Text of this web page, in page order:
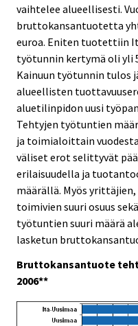
vaihtelee alueellisesti.
bruttokansantuotetta
euroa. Eniten tuotettiin
työtunnin kertymä oli yli
Kainuun työtunnin tulos
alueellisten
aluetilinpidon uusi
Tehtyjen työtuntien
ja toimialoittain
väliset erot selittyvät
erilaisuudella ja
määrällä. Myös
toimivien suuri osuus
työtuntien suuri määrä
lasketun
Bruttokansantuote
2006**